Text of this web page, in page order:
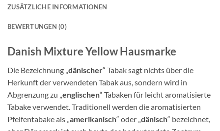
ZUSÄTZLICHE INFORMATIONEN
BEWERTUNGEN (0)
Danish Mixture Yellow Hausmarke
Die Bezeichnung „dänischer“ Tabak sagt nichts über die
Herkunft der verwendeten Tabak aus, sondern wird in
Abgrenzung zu „englischen“ Tabaken für leicht aromatisierte
Tabake verwendet. Traditionell werden die aromatisierten
Pfeifentabake als „amerikanisch“ oder „dänisch“ bezeichnet,